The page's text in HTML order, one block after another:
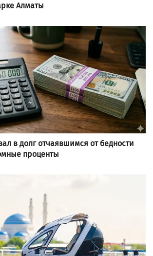
Алматы
в долг отчаявшимся от бедности
проценты